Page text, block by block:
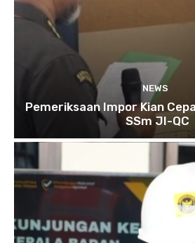
NEWS
Pemeriksaan Impor Kian
SSm JI-QC